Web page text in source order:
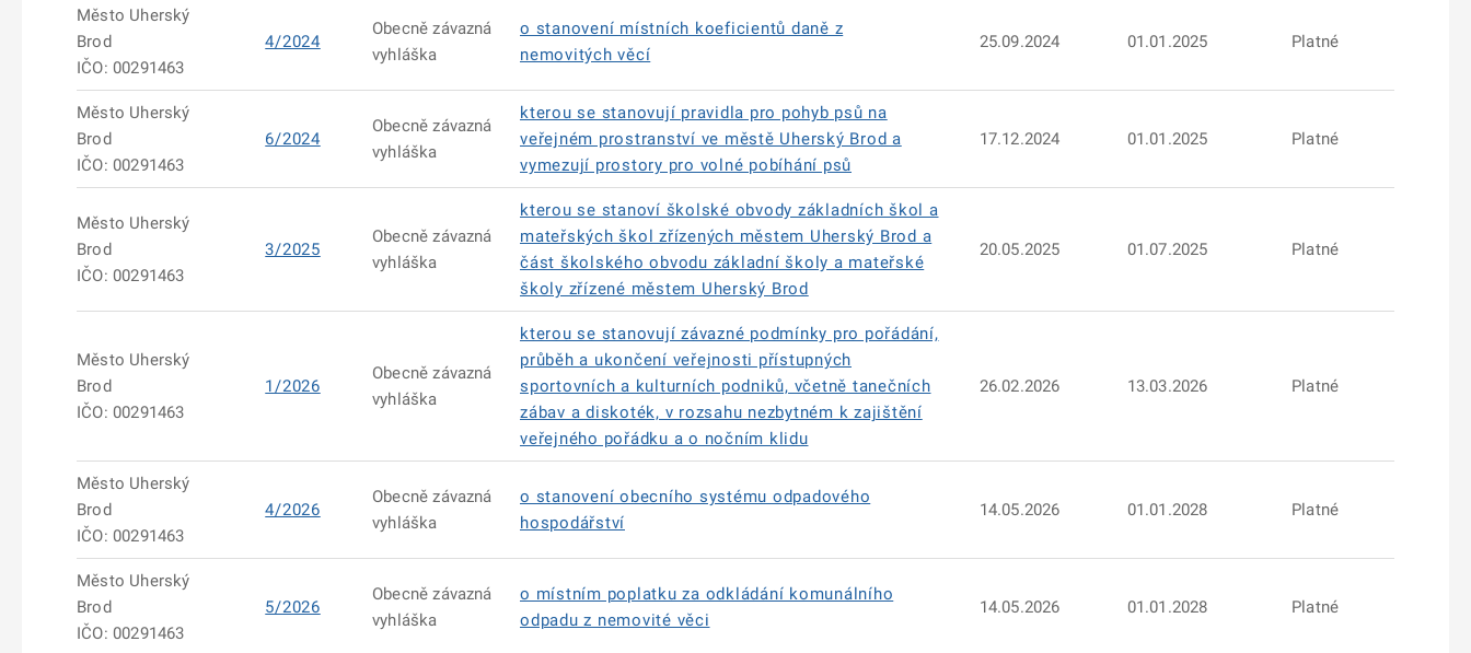
Město Uherský
Brod
IČO: 00291463
4/2024
Obecně závazná
vyhláška
o stanovení místních koeficientů daně z
nemovitých věcí
25.09.2024 01.01.2025 Platné
Město Uherský
Brod
IČO: 00291463
6/2024
Obecně závazná
vyhláška
kterou se stanovují pravidla pro pohyb psů na
veřejném prostranství ve městě Uherský Brod a
vymezují prostory pro volné pobíhání psů
17.12.2024 01.01.2025 Platné
Město Uherský
Brod
IČO: 00291463
3/2025
Obecně závazná
vyhláška
kterou se stanoví školské obvody základních škol a
mateřských škol zřízených městem Uherský Brod a
část školského obvodu základní školy a mateřské
školy zřízené městem Uherský Brod
20.05.2025 01.07.2025 Platné
Město Uherský
Brod
IČO: 00291463
1/2026
Obecně závazná
vyhláška
kterou se stanovují závazné podmínky pro pořádání,
průběh a ukončení veřejnosti přístupných
sportovních a kulturních podniků, včetně tanečních
zábav a diskoték, v rozsahu nezbytném k zajištění
veřejného pořádku a o nočním klidu
26.02.2026 13.03.2026 Platné
Město Uherský
Brod
IČO: 00291463
4/2026
Obecně závazná
vyhláška
o stanovení obecního systému odpadového
hospodářství
14.05.2026 01.01.2028 Platné
Město Uherský
Brod
IČO: 00291463
5/2026
Obecně závazná
vyhláška
o místním poplatku za odkládání komunálního
odpadu z nemovité věci
14.05.2026 01.01.2028 Platné